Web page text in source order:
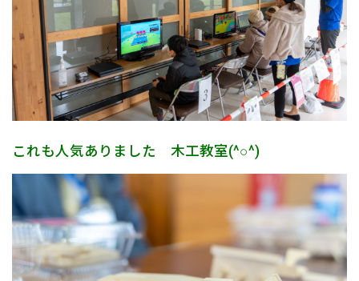
これも人気ありました 木工教室(^○^)